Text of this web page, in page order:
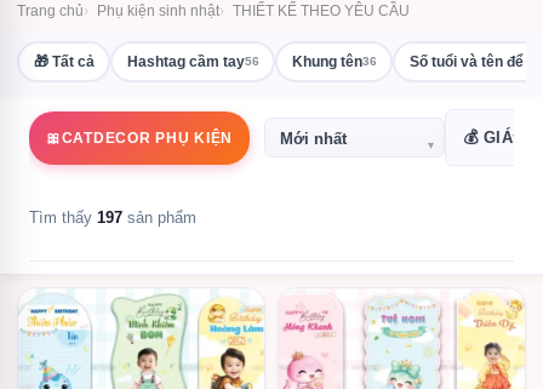
Trang chủ Phụ kiện sinh nhật THIẾT KẾ THEO YÊU CẦU
🎁 Tất cả Hashtag cầm tay56 Khung tên36 Số tuổi và tên để
🎀CATDECOR PHỤ KIỆN ▾ 💰 GIÁ▾
Tìm thấy 197 sản phẩm